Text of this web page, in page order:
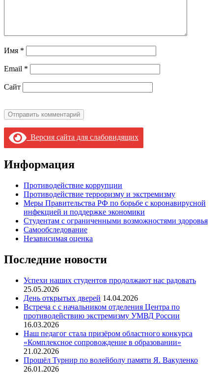
Имя *
Email *
Сайт
Версия сайта для слабовидящих
Информация
Противодействие коррупции
Противодействие терроризму и экстремизму
Меры Правительства РФ по борьбе с коронавирусной
инфекцией и поддержке экономики
Студентам с ограниченными возможностями здоровья
Самообследование
Независимая оценка
Последние новости
Успехи наших студентов продолжают нас радовать
25.05.2026
День открытых дверей 14.04.2026
Встреча с с начальником отделения Центра по
противодействию экстремизму УМВД России
16.03.2026
Наш педагог стала призёром областного конкурса
«Комплексное сопровождение в образовании»
21.02.2026
Прошёл Турнир по волейболу памяти Я. Вакуленко
26.01.2026